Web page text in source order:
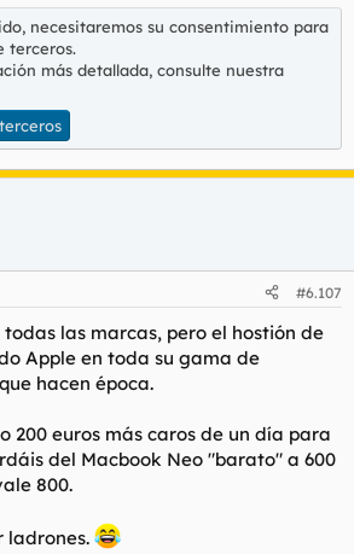
necesitaremos su consentimiento para
terceros.
más detallada, consulte nuestra
#6.107
las marcas, pero el hostión de
Apple en toda su gama de
hacen época.
200 euros más caros de un día para
del Macbook Neo "barato" a 600
800.
ladrones.